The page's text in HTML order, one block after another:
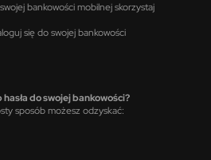
bankowości mobilnej skorzystaj
się do swojej bankowości
do swojej bankowości?
sposób możesz odzyskać: